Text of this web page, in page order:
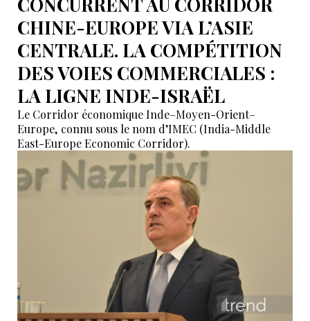
CHINE-EUROPE VIA L’ASIE
CENTRALE. LA COMPÉTITION
DES VOIES COMMERCIALES :
LA LIGNE INDE-ISRAËL
Le Corridor économique Inde–Moyen-Orient–
Europe, connu sous le nom d’IMEC (India-Middle
East-Europe Economic Corridor).